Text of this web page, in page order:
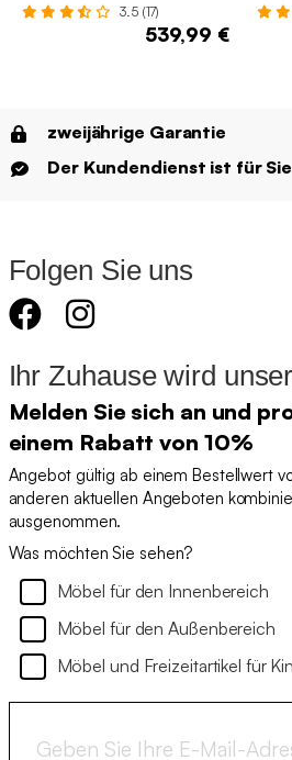
3.5 (17)
539,99 €
zweijährige Garantie
Der Kundendienst ist für
Folgen Sie uns
Ihr Zuhause wird
Melden Sie sich an und
einem Rabatt von 10%
Angebot gültig ab einem Bestellwert
anderen aktuellen Angeboten
ausgenommen.
Was möchten Sie sehen?
Möbel für den Innenbereich
Möbel für den Außenbereich
Möbel und Freizeitartikel für